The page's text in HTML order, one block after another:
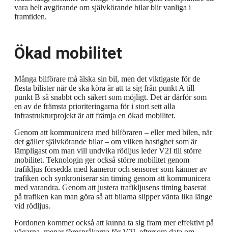
vara helt avgörande om självkörande bilar blir vanliga i
framtiden.
Ökad mobilitet
Många bilförare må älska sin bil, men det viktigaste för de
flesta bilister när de ska köra är att ta sig från punkt A till
punkt B så snabbt och säkert som möjligt. Det är därför som
en av de främsta prioriteringarna för i stort sett alla
infrastrukturprojekt är att främja en ökad mobilitet.
Genom att kommunicera med bilföraren – eller med bilen, när
det gäller självkörande bilar – om vilken hastighet som är
lämpligast om man vill undvika rödljus leder V2I till större
mobilitet. Teknologin ger också större mobilitet genom
trafikljus försedda med kameror och sensorer som känner av
trafiken och synkroniserar sin timing genom att kommunicera
med varandra. Genom att justera trafikljusens timing baserat
på trafiken kan man göra så att bilarna slipper vänta lika länge
vid rödljus.
Fordonen kommer också att kunna ta sig fram mer effektivt på